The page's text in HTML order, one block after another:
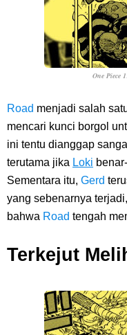
One Piece
Road menjadi salah
mencari kunci borgol
ini tentu dianggap
terutama jika Loki
Sementara itu, Gerd
yang sebenarnya
bahwa Road tengah
Terkejut